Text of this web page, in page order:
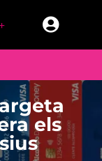
els